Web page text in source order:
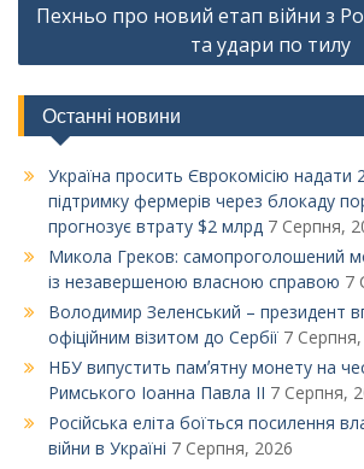
Пехньо про новий етап війни з
та удари по тилу
Останні новини
Україна просить Єврокомісію надати
підтримку фермерів через блокаду
прогнозує втрату $2 млрд 7 Серпня,
Микола Греков: самопроголошений
із незавершеною власною справою 7
Володимир Зеленський – президент
офіційним візитом до Сербії 7
НБУ випустить памʼятну монету на
Римського Іоанна Павла ІІ 7 Серпня,
Російська еліта боїться посилення
війни в Україні 7 Серпня, 2026